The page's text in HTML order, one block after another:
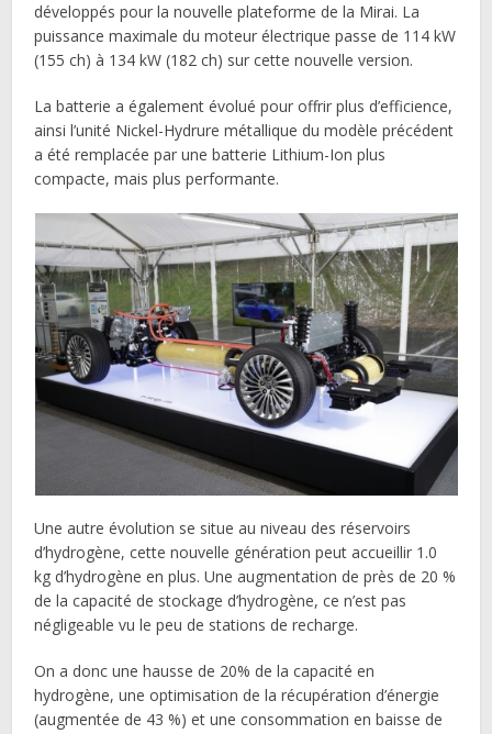
développés pour la nouvelle plateforme de la Mirai. La
puissance maximale du moteur électrique passe de 114 kW
(155 ch) à 134 kW (182 ch) sur cette nouvelle version.
La batterie a également évolué pour offrir plus d’efficience,
ainsi l’unité Nickel-Hydrure métallique du modèle précédent
a été remplacée par une batterie Lithium-Ion plus
compacte, mais plus performante.
Une autre évolution se situe au niveau des réservoirs
d’hydrogène, cette nouvelle génération peut accueillir 1.0
kg d’hydrogène en plus. Une augmentation de près de 20 %
de la capacité de stockage d’hydrogène, ce n’est pas
négligeable vu le peu de stations de recharge.
On a donc une hausse de 20% de la capacité en
hydrogène, une optimisation de la récupération d’énergie
(augmentée de 43 %) et une consommation en baisse de